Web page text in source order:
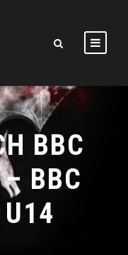
BBC
BBC